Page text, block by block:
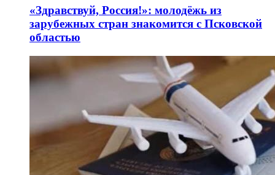
«Здравствуй, Россия!»: молодёжь из
зарубежных стран знакомится с Псковской
областью